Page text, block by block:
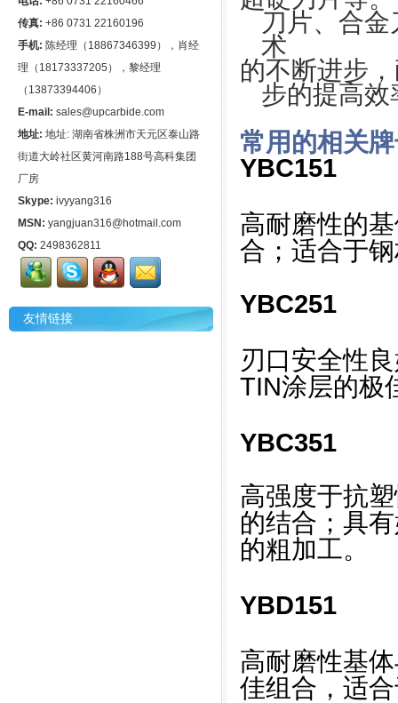
传真: +86 0731 22160196
手机: 陈经理（18867346399），肖经
理（18173337205），黎经理
（13873394406）
E-mail: sales@upcarbide.com
地址: 地址: 湖南省株洲市天元区泰山路
街道大岭社区黄河南路188号高科集团
厂房
Skype: ivyyang316
MSN: yangjuan316@hotmail.com
QQ: 2498362811
友情链接
刀片、合
术
的不断进步
步的提高
常用的相关
YBC151
高耐磨性的
合；适合于
YBC251
刃口安全性
TIN涂层的极
YBC351
高强度于抗
的结合；具
的粗加工。
YBD151
高耐磨性基
佳组合，适